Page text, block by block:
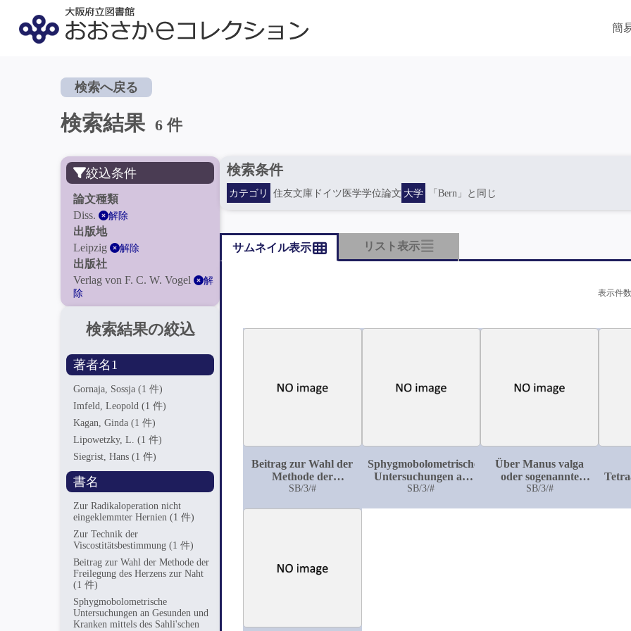
簡
検索へ戻る
検索結果 6 件
絞込条件
論文種類
Diss.
解除
出版地
Leipzig
解除
出版社
Verlag von F. C. W. Vogel
解
除
検索結果の絞込
著者名1
Gornaja, Sossja(1 件)
Imfeld, Leopold(1 件)
Kagan, Ginda(1 件)
Lipowetzky, L.(1 件)
Siegrist, Hans(1 件)
書名
Zur Radikaloperation nicht
eingeklemmter Hernien(1 件)
Zur Technik der
Viscostitätsbestimmung(1 件)
Beitrag zur Wahl der Methode der
Freilegung des Herzens zur Naht
(1 件)
Sphygmobolometrische
Untersuchungen an Gesunden und
Kranken mittels des Sahli'schen
検索条件
カテゴリ 住友文庫ドイツ医学学位論文 大学 「Bern」と同じ
サムネイル表示 リスト表示
表示件数
Beitrag zur Wahl der
Methode der
Freilegung des
SB/3/#
Sphygmobolometrische
Untersuchungen an
Gesunden und
SB/3/#
Über Manus valga
oder sogenannte
Madelung'sche
SB/3/#